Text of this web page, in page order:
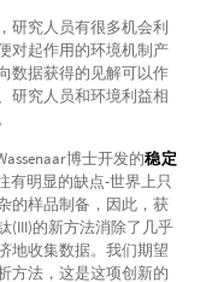
研究人员有很多机会利
对起作用的环境机制产
数据获得的见解可以作
研究人员和环境利益相
博士开发的稳定
有明显的缺点-世界上只
的样品制备，因此，获
(III)的新方法消除了几乎
地收集数据。我们期望
方法，这是这项创新的